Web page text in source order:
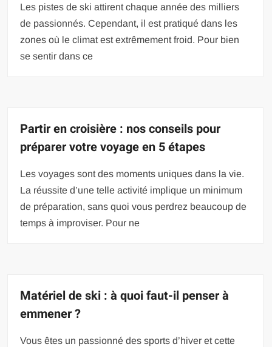
Les pistes de ski attirent chaque année des milliers
de passionnés. Cependant, il est pratiqué dans les
zones où le climat est extrêmement froid. Pour bien
se sentir dans ce
Partir en croisière : nos conseils pour
préparer votre voyage en 5 étapes
Les voyages sont des moments uniques dans la vie.
La réussite d’une telle activité implique un minimum
de préparation, sans quoi vous perdrez beaucoup de
temps à improviser. Pour ne
Matériel de ski : à quoi faut-il penser à
emmener ?
Vous êtes un passionné des sports d’hiver et cette